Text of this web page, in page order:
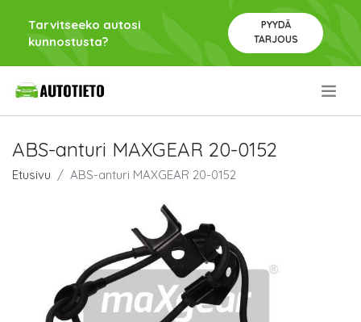
Tarvitseeko autosi
kunnostusta?
PYYDÄ
TARJOUS
ABS-anturi MAXGEAR 20-0152
Etusivu ABS-anturi MAXGEAR 20-0152